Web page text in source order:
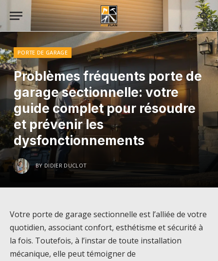
PORTE DE GARAGE
Problèmes fréquents porte de
garage sectionnelle: votre
guide complet pour résoudre
et prévenir les
dysfonctionnements
BY DIDIER DUCLOT
Votre porte de garage sectionnelle est l’alliée de votre
quotidien, associant confort, esthétisme et sécurité à
la fois. Toutefois, à l’instar de toute installation
mécanique, elle peut témoigner de